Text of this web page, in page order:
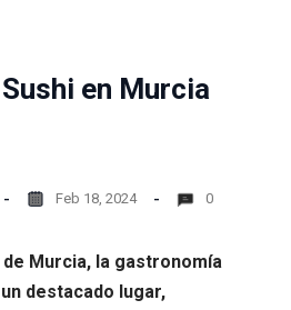
en Murcia
Feb 18, 2024 0
Murcia, la gastronomía
destacado lugar,